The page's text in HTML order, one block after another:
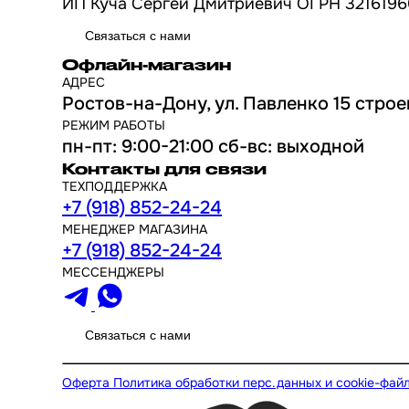
ИП Куча Сергей Дмитриевич ОГРН
Связаться с нами
Офлайн-магазин
АДРЕС
Ростов-на-Дону, ул. Павленко 15
РЕЖИМ РАБОТЫ
пн-пт: 9:00-21:00 сб-вс: выходной
Контакты для связи
ТЕХПОДДЕРЖКА
+7 (918) 852-24-24
МЕНЕДЖЕР МАГАЗИНА
+7 (918) 852-24-24
МЕССЕНДЖЕРЫ
Связаться с нами
Оферта Политика обработки перс.данных и cookie-